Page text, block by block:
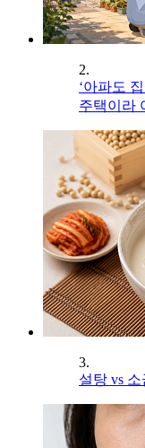
2.
‘아파도
주택이라
3.
설탕 vs